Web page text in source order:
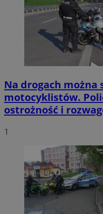
Na drogach można
motocyklistów.
ostrożność i
1